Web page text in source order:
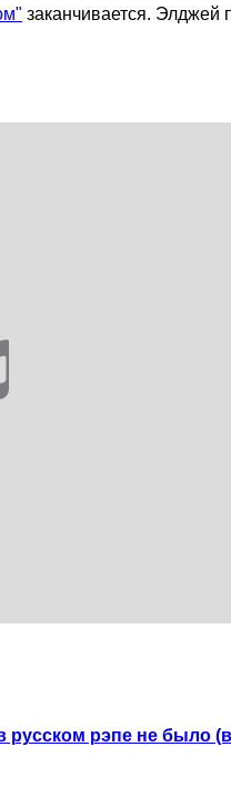
заканчивается. Элджей
русском рэпе не было